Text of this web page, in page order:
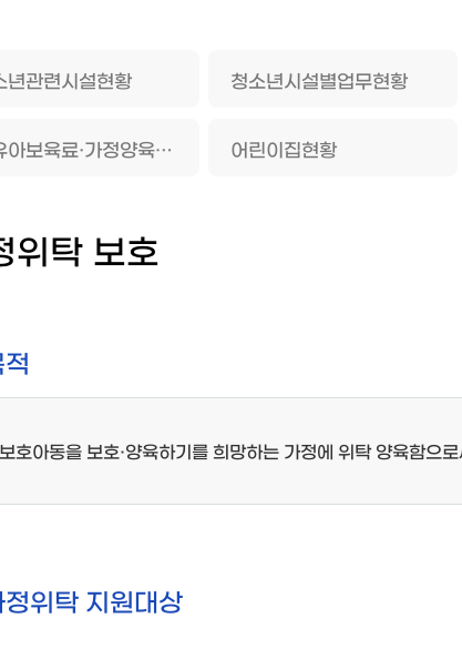
년관련시설현황 청소년시설별업무현황
영유아보육료·가정양육수당·부모급여 어린이집현황
위탁 보호
호아동을 보호·양육하기를 희망하는 가정에 위탁 양육함으
정위탁 지원대상